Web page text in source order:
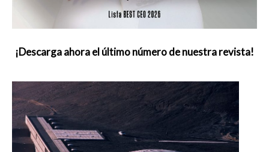
¡Descarga ahora el último número de nuestra revista!